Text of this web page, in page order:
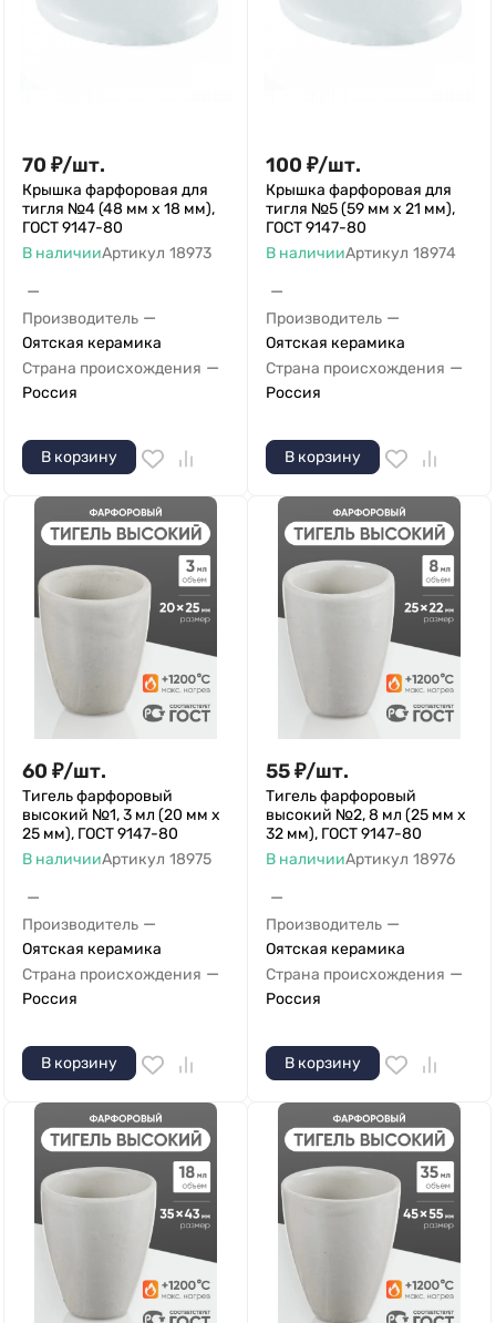
70 ₽/шт.
Крышка фарфоровая для
тигля №4 (48 мм х 18 мм),
ГОСТ 9147-80
В наличииАртикул 18973
—
Производитель —
Оятская керамика
Страна происхождения —
Россия
В корзину
100 ₽/шт.
Крышка фарфоровая для
тигля №5 (59 мм х 21 мм),
ГОСТ 9147-80
В наличииАртикул 18974
—
Производитель —
Оятская керамика
Страна происхождения —
Россия
В корзину
60 ₽/шт.
Тигель фарфоровый
высокий №1, 3 мл (20 мм х
25 мм), ГОСТ 9147-80
В наличииАртикул 18975
—
Производитель —
Оятская керамика
Страна происхождения —
Россия
В корзину
55₽/шт.
Тигель фарфоровый
высокий №2, 8 мл (25 мм х
32 мм), ГОСТ 9147-80
В наличииАртикул 18976
—
Производитель —
Оятская керамика
Страна происхождения —
Россия
В корзину